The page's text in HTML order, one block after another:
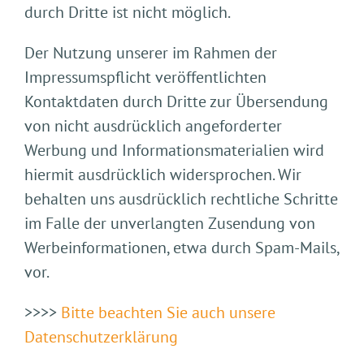
durch Dritte ist nicht möglich.
Der Nutzung unserer im Rahmen der
Impressumspflicht veröffentlichten
Kontaktdaten durch Dritte zur Übersendung
von nicht ausdrücklich angeforderter
Werbung und Informationsmaterialien wird
hiermit ausdrücklich widersprochen. Wir
behalten uns ausdrücklich rechtliche Schritte
im Falle der unverlangten Zusendung von
Werbeinformationen, etwa durch Spam-Mails,
vor.
>>>> Bitte beachten Sie auch unsere
Datenschutzerklärung